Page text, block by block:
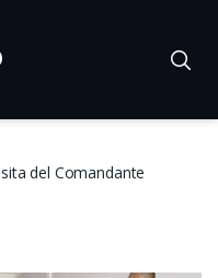
del Comandante